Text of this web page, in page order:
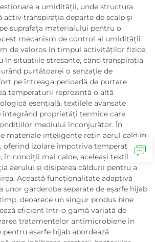
a umidității, unde structura
activ transpirația departe de scalp și
suprafața materialului pentru o
mecanism de control al umidității
de valoros în timpul activităților fizice,
în situațiile stresante, când transpirația
purtătoarei o senzație de
pe întreaga perioadă de purtare
temperaturii reprezintă o altă
esențială, textilele avansate
integrând proprietăți termice care
mediului înconjurător. În
materiale inteligente rețin aerul cald în
oferind izolare împotriva temperaturilor
în condiții mai calde, aceleași textile
aerului și disiparea căldurii pentru a
Această funcționalitate adaptivă
unor garderobe separate de eșarfe hijab
deoarece un singur produs bine
eficient într-o gamă variată de
tratamentelor antimicrobiene în
eșarfe hijab abordează